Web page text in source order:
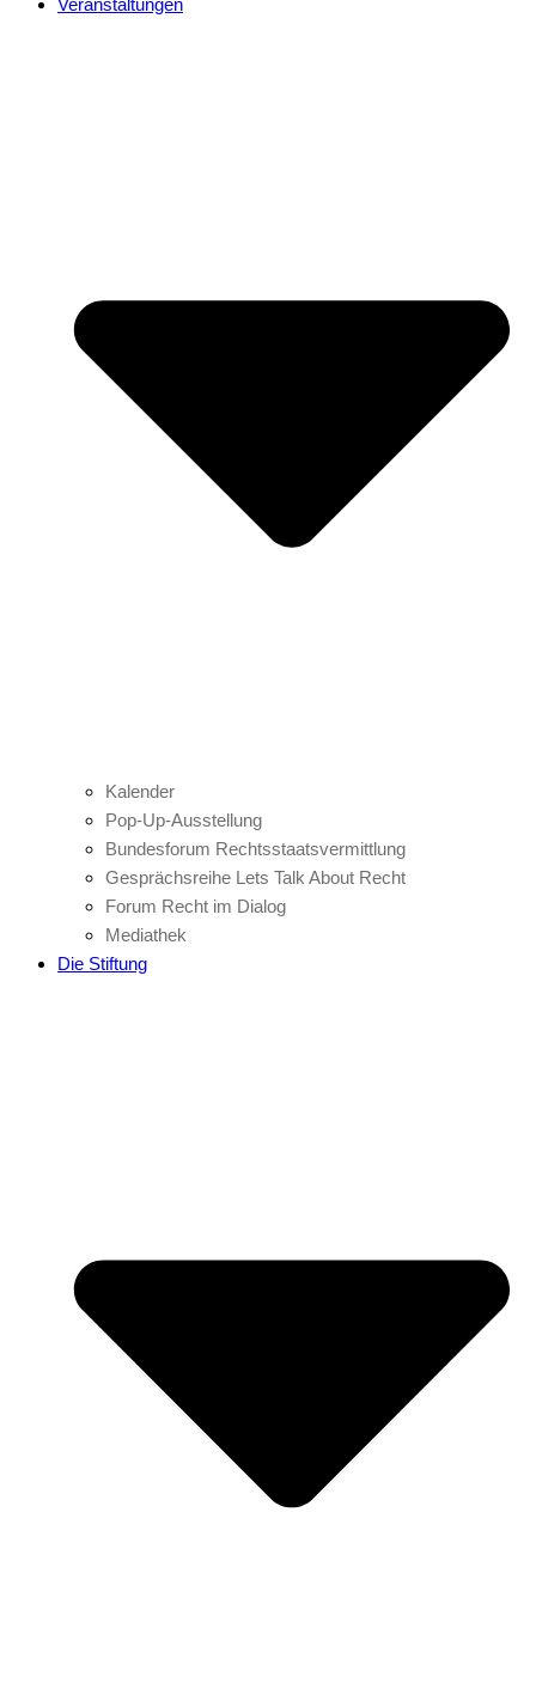
Veranstaltungen
Kalender
Pop-Up-Ausstellung
Bundesforum Rechtsstaatsvermittlung
Gesprächsreihe Lets Talk About Recht
Forum Recht im Dialog
Mediathek
Die Stiftung